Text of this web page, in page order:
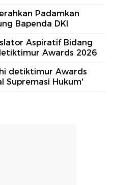
Padamkan
Bapenda DKI
Aspiratif Bidang
Awards 2026
detiktimur Awards
Supremasi Hukum'